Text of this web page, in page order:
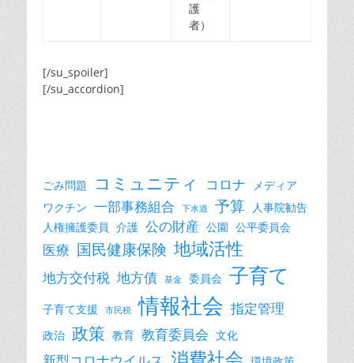
護
者）
[/su_spoiler]
[/su_accordion]
ごみ問題 コミュニティ コロナ
メディア
ワクチン 一部事務組合 下水道 予算 人事院勧告
人権擁護委員 介護 公の財産 公園 公平委員会
医療 国民健康保険 地域活性
地方交付税 地方債 基金 委員会 子育て
子育て支援 市民税 情報社会 指定管理
政治 政策 教育 教育委員会 文化